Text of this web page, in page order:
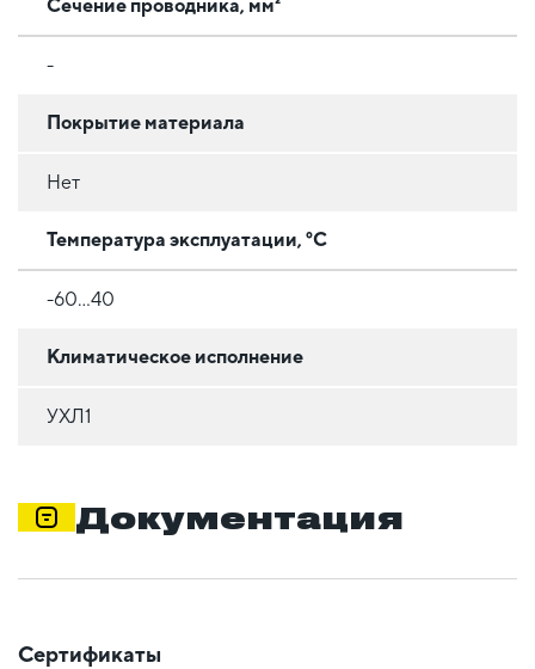
Сечение проводника, мм²
-
Покрытие материала
Нет
Температура эксплуатации, °C
-60...40
Климатическое исполнение
УХЛ1
Документация
Сертификаты